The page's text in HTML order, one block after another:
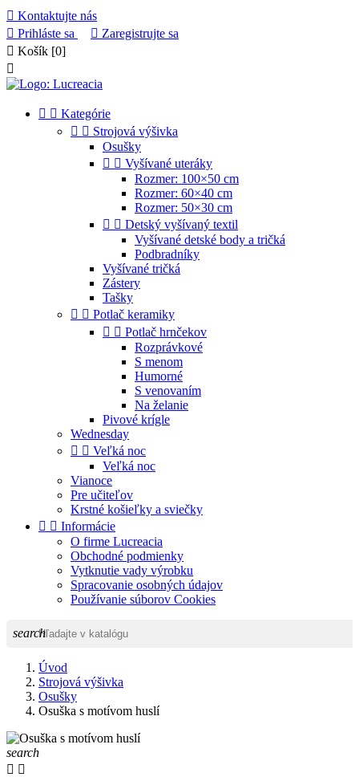
 Kontaktujte nás
 Prihláste sa  Zaregistrujte sa
 Košík [0]

  Kategórie
  Strojová výšivka
Osušky
  Vyšívané uteráky
Rozmer: 100×50 cm
Rozmer: 60×40 cm
Rozmer: 50×30 cm
  Detský vyšívaný textil
Vyšívané detské body a tričká
Podbradníky
Vyšívané tričká
Zástery
Tašky
  Potlač keramiky
  Potlač hrnčekov
Rozprávkové
S menom
Humorné
S venovaním
Na želanie
Pivové krígle
Wednesday
  Veľká noc
Veľká noc
Vianoce
Pre učiteľov
Krstné košieľky a sviečky
  Informácie
O firme Lucreacia
Obchodné podmienky
Vytknutie vady výrobku
Spracovanie osobných údajov
Používanie súborov Cookies
search
Úvod
Strojová výšivka
Osušky
Osuška s motívom huslí
search
 